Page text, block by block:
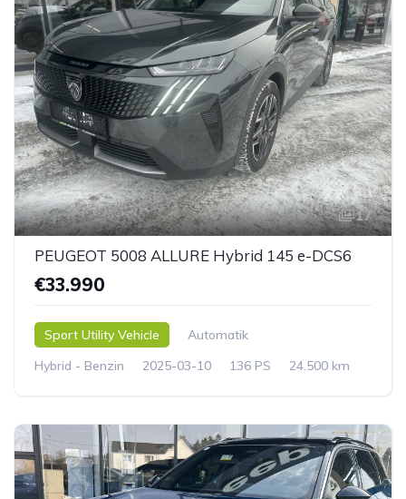
17
PEUGEOT 5008 ALLURE Hybrid 145 e-DCS6
€33.990
Sport Utility Vehicle
Automatik
Hybrid - Benzin
2025-03-10 136 PS 24.500 km